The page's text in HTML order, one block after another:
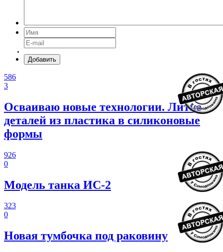
Добавить
586
3
Осваиваю новые технологии. Литье
деталей из пластика в силиконовые
формы
926
0
Модель танка ИС-2
323
0
Новая тумбочка под раковину